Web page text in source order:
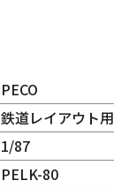
PECO
鉄道レイアウト用
1/87
PELK-80